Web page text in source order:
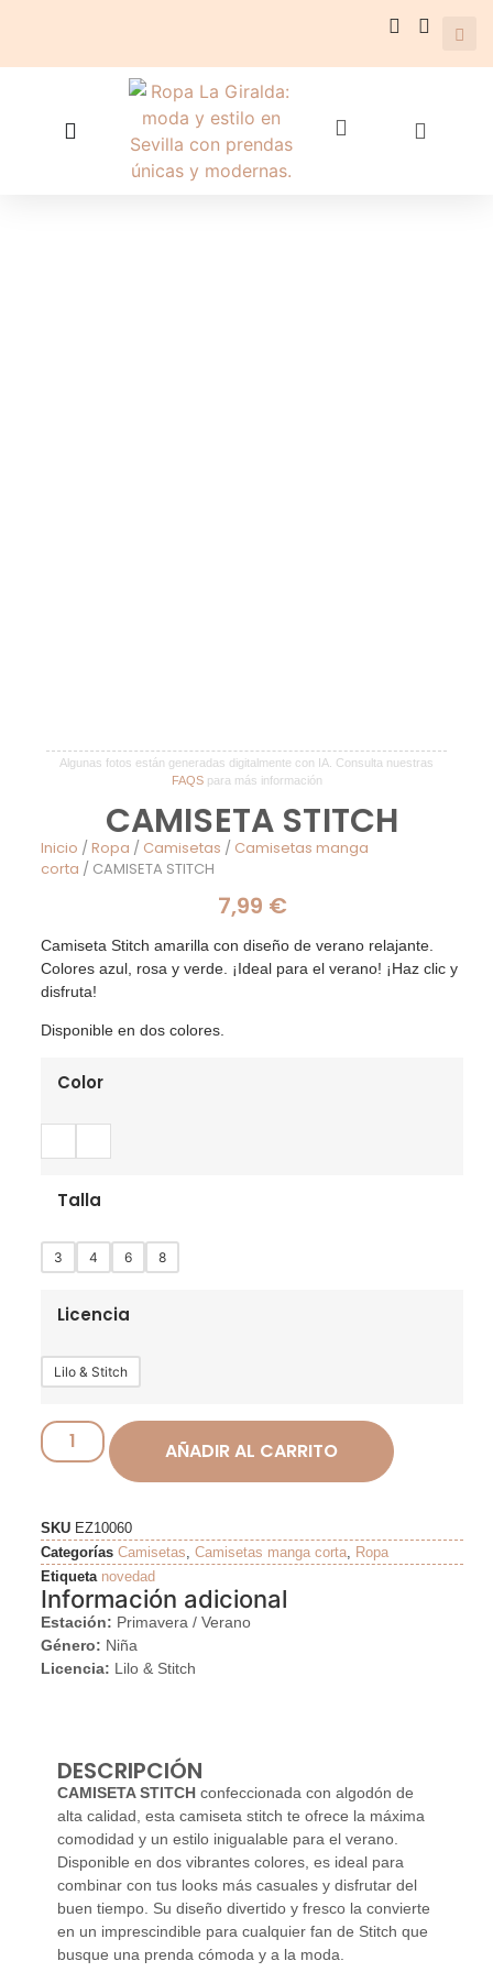
Algunas fotos están generadas digitalmente con IA. Consulta nuestras
FAQSpara más información
CAMISETA STITCH
Inicio /Ropa / Camisetas / Camisetas manga
corta / CAMISETA STITCH
7,99 €
Camiseta Stitch amarilla con diseño de verano relajante.
Colores azul, rosa y verde. ¡Ideal para el verano! ¡Haz clic y
disfruta!
Disponible en dos colores.
Color
Talla
3 4 6 8
Licencia
Lilo & Stitch
AÑADIR AL CARRITO
SKU EZ10060
Categorías Camisetas Camisetas manga corta, Ropa
Etiqueta novedad
Información adicional
Estación: Primavera / Verano
Género: Niña
Licencia: Lilo & Stitch
DESCRIPCIÓN
CAMISETA STITCHconfeccionada con algodón de
alta calidad, esta camiseta stitch te ofrece la máxima
comodidad y un estilo inigualable para el verano.
Disponible en dos vibrantes colores, es ideal para
combinar con tus looks más casuales y disfrutar del
buen tiempo. Su diseño divertido y fresco la convierte
en un imprescindible para cualquier fan de Stitch que
busque una prenda cómoda y a la moda.